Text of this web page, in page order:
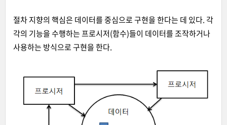
절차 지향의 핵심은 데이터를 중심으로 구현을 한다는 데 있다. 각
각의 기능을 수행하는 프로시저(함수)들이 데이터를 조작하거나
사용하는 방식으로 구현을 한다.